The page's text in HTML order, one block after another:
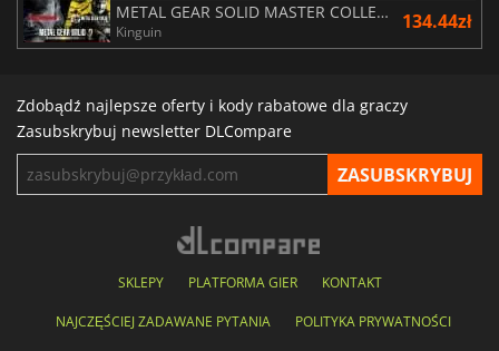
METAL GEAR SOLID MASTER COLLECTION Vol.2
Kinguin 134.44zł
Zdobądź najlepsze oferty i kody rabatowe dla graczy
Zasubskrybuj newsletter DLCompare
SKLEPY PLATFORMA GIER KONTAKT
NAJCZĘŚCIEJ ZADAWANE PYTANIA POLITYKA PRYWATNOŚCI